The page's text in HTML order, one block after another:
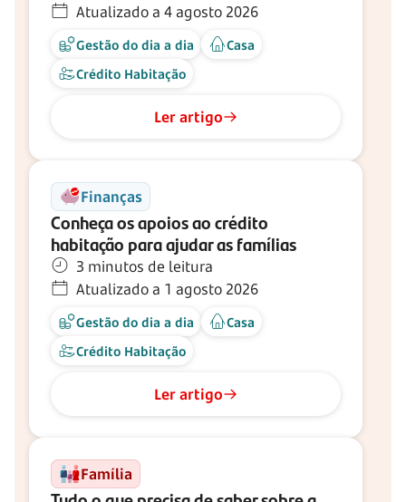
Atualizado a 4 agosto 2026
Gestão do dia a dia
Casa
Crédito Habitação
Ler artigo
Finanças
Conheça os apoios ao crédito
habitação para ajudar as famílias
3 minutos de leitura
Atualizado a 1 agosto 2026
Gestão do dia a dia
Casa
Crédito Habitação
Ler artigo
Família